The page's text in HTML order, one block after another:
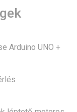
Arduino UNO +